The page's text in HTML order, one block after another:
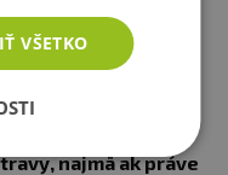
A teraz sa
najmä ak práve
VŠETKO